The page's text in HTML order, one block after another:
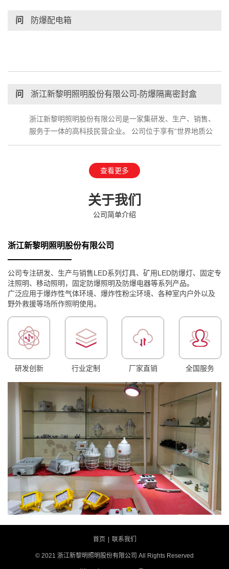
问 防爆配电箱
问 浙江新黎明照明股份有限公司-防爆隔离密封盒
浙江新黎明照明股份有限公司是一家集研发、生产、销售、
服务于一体的高科技民营企业。 公司位于享有“世界地质公
园”、国家AAAAA级…
查看更多
关于我们
公司简单介绍
浙江新黎明照明股份有限公司
公司专注研发、生产与销售LED系列灯具、矿用LED防爆灯、固定专
注照明、移动照明，固定防爆照明及防爆电器等系列产品。
广泛应用于爆炸性气体环境、爆炸性粉尘环境、各种室内户外以及
野外救援等场所作照明使用。
研发创新 行业定制 厂家直销 全国服务
首页 联系我们
© 2021 浙江新黎明照明股份有限公司 All Rights Reserved